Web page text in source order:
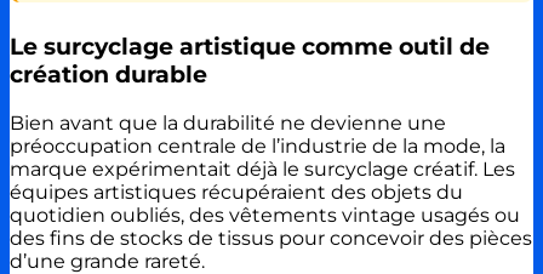
Le surcyclage artistique comme outil de
création durable
Bien avant que la durabilité ne devienne une
préoccupation centrale de l’industrie de la mode, la
marque expérimentait déjà le surcyclage créatif. Les
équipes artistiques récupéraient des objets du
quotidien oubliés, des vêtements vintage usagés ou
des fins de stocks de tissus pour concevoir des pièces
d’une grande rareté.